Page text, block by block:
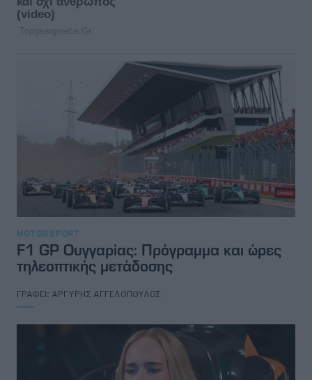
MOTORSPORT
F1 GP Ουγγαρίας: Πρόγραμμα και ώρες
τηλεοπτικής μετάδοσης
ΓΡΑΦΕΙ: ΑΡΓΥΡΗΣ ΑΓΓΕΛΟΠΟΥΛΟΣ